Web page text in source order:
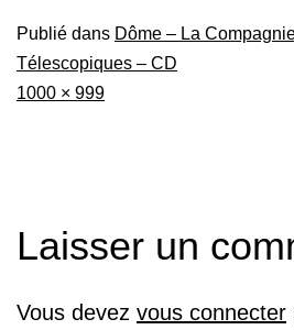
Publié dans Dôme – La
Télescopiques – CD
Taille
1000 × 999
Laisser un
Vous devez vous connecter